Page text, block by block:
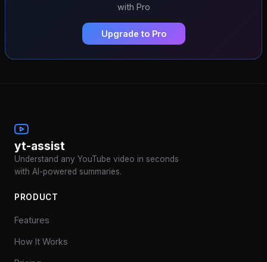
with Pro
Upgrade to Pro
yt-assist
Understand any YouTube video in seconds
with AI-powered summaries.
PRODUCT
Features
How It Works